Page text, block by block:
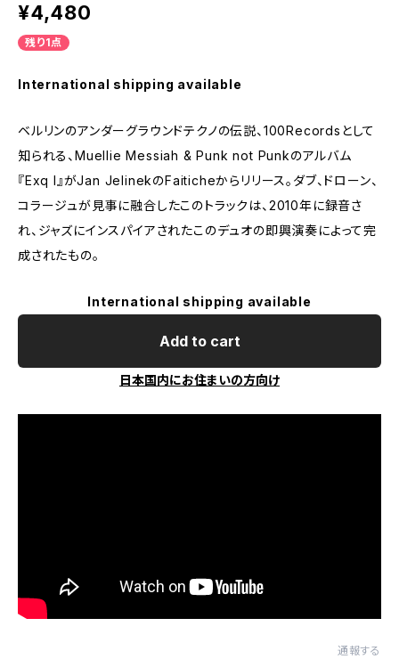
¥4,480
残り1点
International shipping available
ベルリンのアンダーグラウンドテクノの伝説、100Recordsとして
知られる、Muellie Messiah & Punk not Punkのアルバム
『Exq I』がJan JelinekのFaiticheからリリース。ダブ、ドローン、
コラージュが見事に融合したこのトラックは、2010年に録音さ
れ、ジャズにインスパイアされたこのデュオの即興演奏によって完
成されたもの。
International shipping available
Add to cart
日本国内にお住まいの方向け
通報する